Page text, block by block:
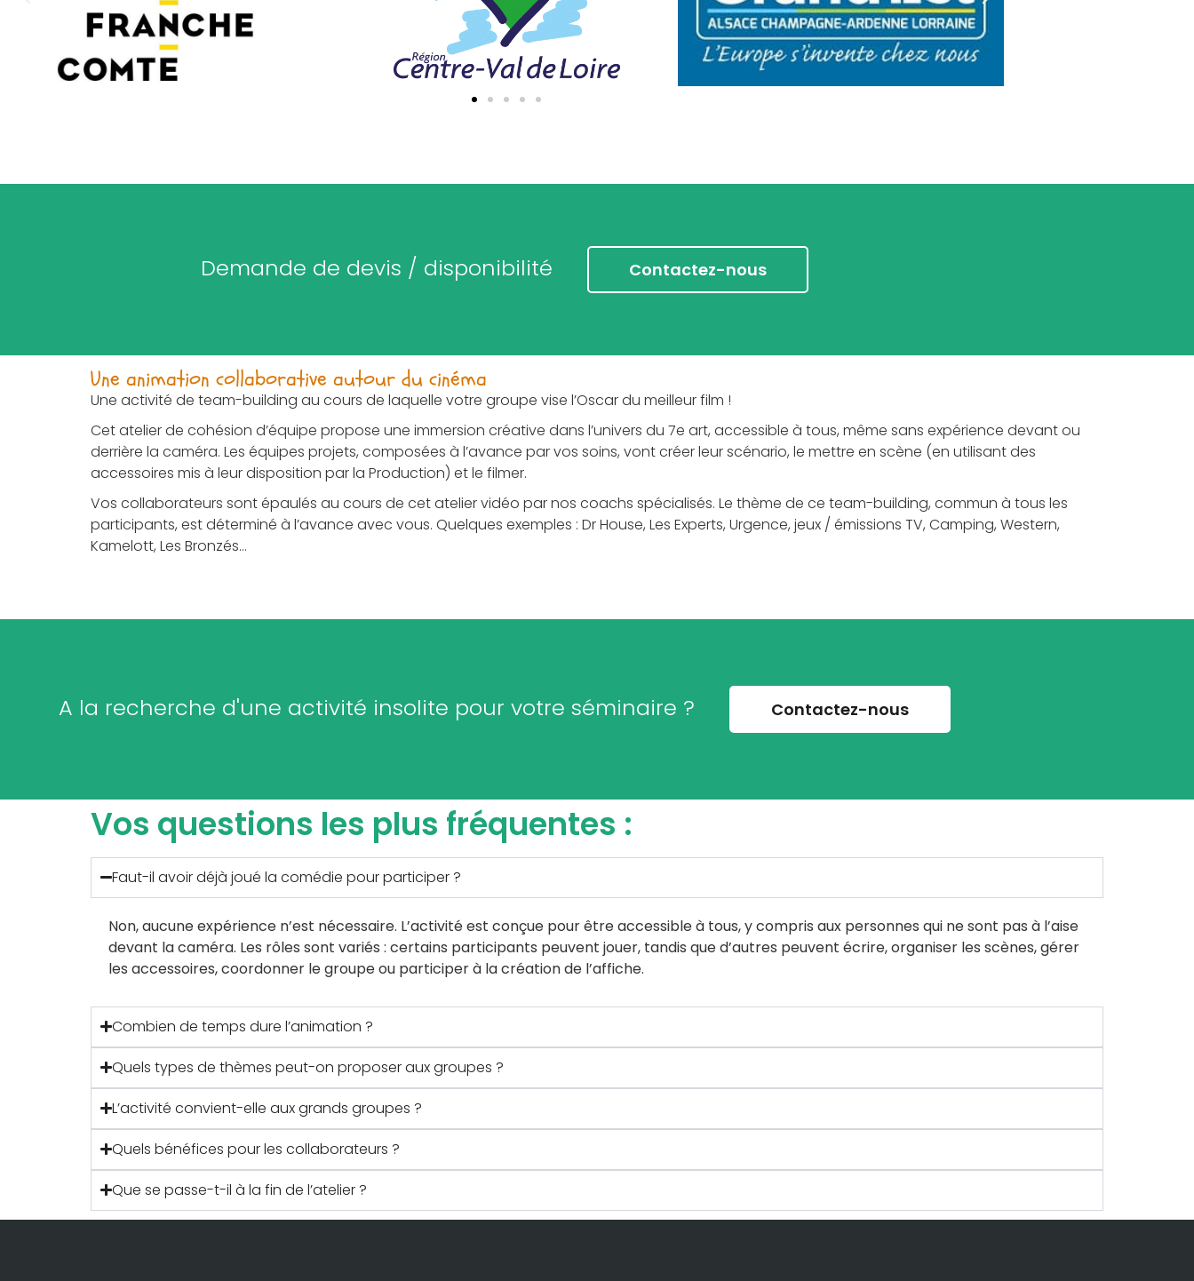
Demande de devis / disponibilité Contactez-nous
Une animation collaborative autour du cinéma
Une activité de team-building au cours de laquelle votre groupe vise l’Oscar du meilleur film !
Cet atelier de cohésion d’équipe propose une immersion créative dans l’univers du 7e art, accessible à tous, même sans expérience devant ou
derrière la caméra. Les équipes projets, composées à l’avance par vos soins, vont créer leur scénario, le mettre en scène (en utilisant des
accessoires mis à leur disposition par la Production) et le filmer.
Vos collaborateurs sont épaulés au cours de cet atelier vidéo par nos coachs spécialisés. Le thème de ce team-building, commun à tous les
participants, est déterminé à l’avance avec vous. Quelques exemples : Dr House, Les Experts, Urgence, jeux / émissions TV, Camping, Western,
Kamelott, Les Bronzés…
A la recherche d'une activité insolite pour votre séminaire ? Contactez-nous
Vos questions les plus fréquentes :
Faut-il avoir déjà joué la comédie pour participer ?
Non, aucune expérience n’est nécessaire. L’activité est conçue pour être accessible à tous, y compris aux personnes qui ne sont pas à l’aise
devant la caméra. Les rôles sont variés : certains participants peuvent jouer, tandis que d’autres peuvent écrire, organiser les scènes, gérer
les accessoires, coordonner le groupe ou participer à la création de l’affiche.
Combien de temps dure l’animation ?
Quels types de thèmes peut-on proposer aux groupes ?
L’activité convient-elle aux grands groupes ?
Quels bénéfices pour les collaborateurs ?
Que se passe-t-il à la fin de l’atelier ?